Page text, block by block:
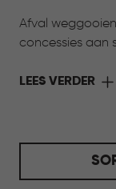
Afval
concessies aan
oplossing voor
maten en
een dagelijkse
een stijlvol,
LEES VERDER